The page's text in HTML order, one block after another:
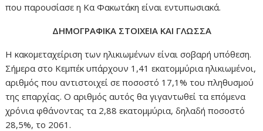
που παρουσίασε η Κα Φακωτάκη είναι εντυπωσιακά.
ΔΗΜΟΓΡΑΦΙΚΑ ΣΤΟΙΧΕΙΑ ΚΑΙ ΓΛΩΣΣΑ
Η κακομεταχείριση των ηλικιωμένων είναι σοβαρή υπόθεση.
Σήμερα στο Κεμπέκ υπάρχουν 1,41 εκατομμύρια ηλικιωμένοι,
αριθμός που αντιστοιχεί σε ποσοστό 17,1% του πληθυσμού
της επαρχίας. Ο αριθμός αυτός θα γιγαντωθεί τα επόμενα
χρόνια φθάνοντας τα 2,88 εκατομμύρια, δηλαδή ποσοστό
28,5%, το 2061.